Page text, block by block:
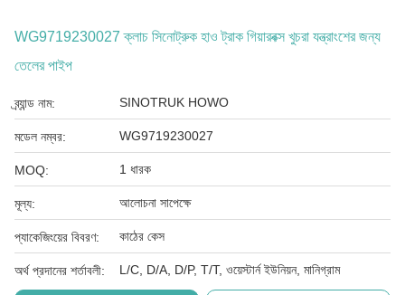
WG9719230027 ক্লাচ সিনোট্রুক হাও ট্রাক গিয়ারবক্স খুচরা যন্ত্রাংশের জন্য
তেলের পাইপ
ব্র্যান্ড নাম: SINOTRUK HOWO
মডেল নম্বর: WG9719230027
MOQ: 1 ধারক
মূল্য: আলোচনা সাপেক্ষে
প্যাকেজিংয়ের বিবরণ: কাঠের কেস
অর্থ প্রদানের শর্তাবলী: L/C, D/A, D/P, T/T, ওয়েস্টার্ন ইউনিয়ন, মানিগ্রাম